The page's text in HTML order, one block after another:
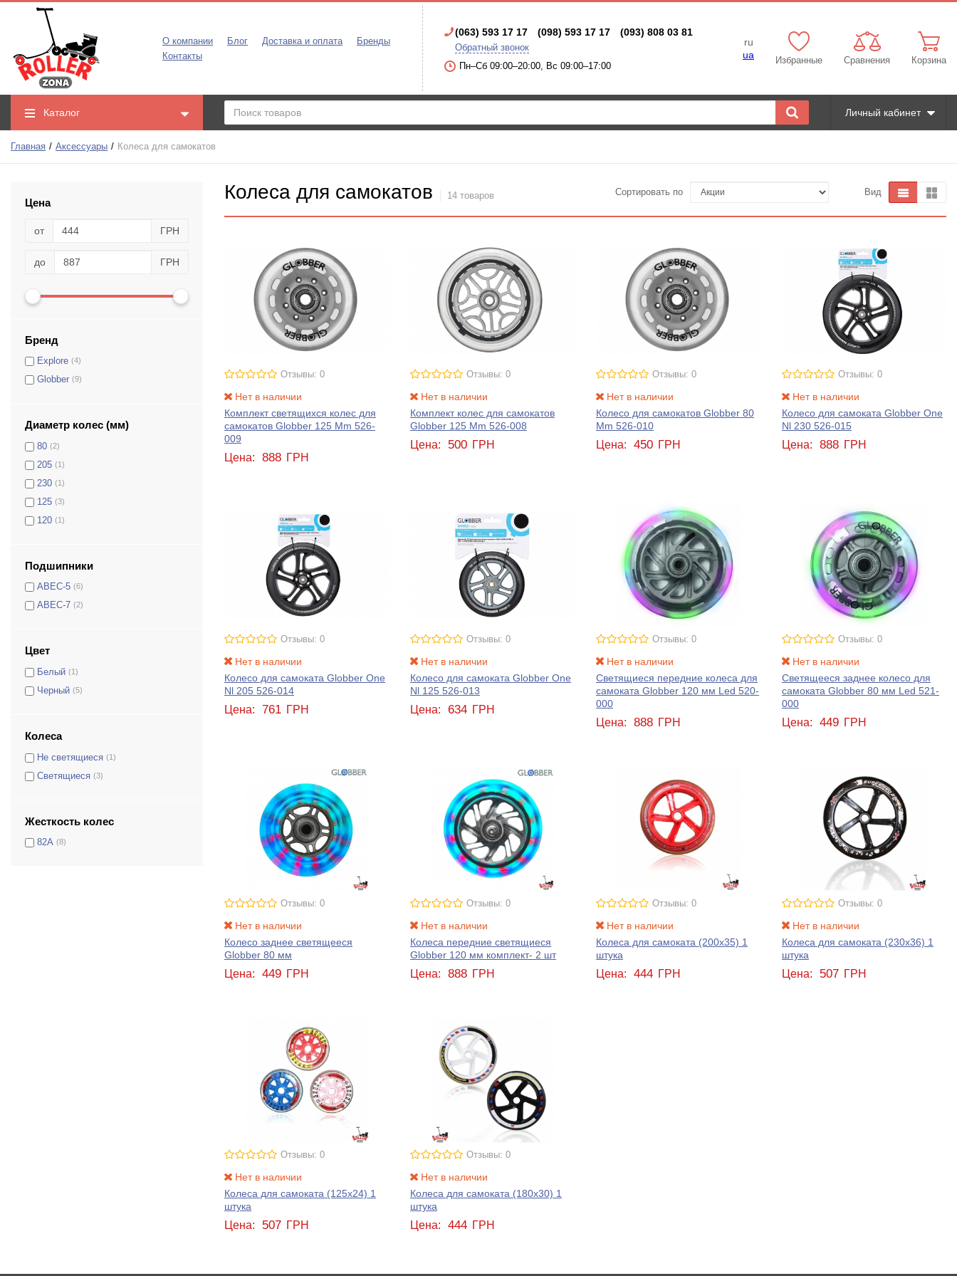
О компании Блог Доставка и оплата
Бренды
Контакты
(063) 593 17 17 (098) 593 17 17 (093) 808 03 81
Обратный звонок
Пн–Сб 09:00–20:00, Вс 09:00–17:00
ru
ua
Избранные Сравнения Корзина
Каталог Личный кабинет
Главная Аксессуары Колеса для самокатов
Цена
от ГРН
до ГРН
Бренд
Explore (4)
Globber (9)
Диаметр колес (мм)
80 (2)
205 (1)
230 (1)
125 (3)
120 (1)
Подшипники
ABEC-5 (6)
ABEC-7 (2)
Цвет
Белый (1)
Черный (5)
Колеса
Не светящиеся (1)
Светящиеся (3)
Жесткость колес
82А (8)
Колеса для самокатов 14 товаров Сортировать по Вид
Отзывы: 0
Нет в наличии
Комплект светящихся колес для
самокатов Globber 125 Mm 526-
009
Цена: 888 ГРН
Отзывы: 0
Нет в наличии
Комплект колес для самокатов
Globber 125 Mm 526-008
Цена: 500 ГРН
Отзывы: 0
Нет в наличии
Колесо для самокатов Globber 80
Mm 526-010
Цена: 450 ГРН
Отзывы: 0
Нет в наличии
Колесо для самоката Globber One
Nl 230 526-015
Цена: 888 ГРН
Отзывы: 0
Нет в наличии
Колесо для самоката Globber One
Nl 205 526-014
Цена: 761 ГРН
Отзывы: 0
Нет в наличии
Колесо для самоката Globber One
Nl 125 526-013
Цена: 634 ГРН
Отзывы: 0
Нет в наличии
Светящиеся передние колеса для
самоката Globber 120 мм Led 520-
000
Цена: 888 ГРН
Отзывы: 0
Нет в наличии
Светящееся заднее колесо для
самоката Globber 80 мм Led 521-
000
Цена: 449 ГРН
Отзывы: 0
Нет в наличии
Колесо заднее светящееся
Globber 80 мм
Цена: 449 ГРН
Отзывы: 0
Нет в наличии
Колеса передние светящиеся
Globber 120 мм комплект- 2 шт
Цена: 888 ГРН
Отзывы: 0
Нет в наличии
Колеса для самоката (200x35) 1
штука
Цена: 444 ГРН
Отзывы: 0
Нет в наличии
Колеса для самоката (230x36) 1
штука
Цена: 507 ГРН
Отзывы: 0
Нет в наличии
Колеса для самоката (125x24) 1
штука
Цена: 507 ГРН
Отзывы: 0
Нет в наличии
Колеса для самоката (180x30) 1
штука
Цена: 444 ГРН